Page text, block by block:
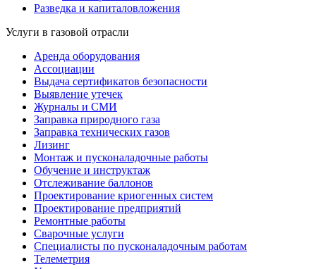
Разведка и капиталовложения
Услуги в газовой отрасли
Аренда оборудования
Ассоциации
Выдача сертификатов безопасности
Выявление утечек
Журналы и СМИ
Заправка природного газа
Заправка технических газов
Лизинг
Монтаж и пусконаладочные работы
Обучение и инструктаж
Отслеживание баллонов
Проектирование криогенных систем
Проектирование предприятий
Ремонтные работы
Сварочные услуги
Специалисты по пусконаладочным работам
Телеметрия